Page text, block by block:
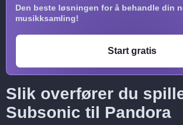
Den beste løsningen for å behandle din
musikksamling!
Start gratis
Slik overfører du
Subsonic til Pandora